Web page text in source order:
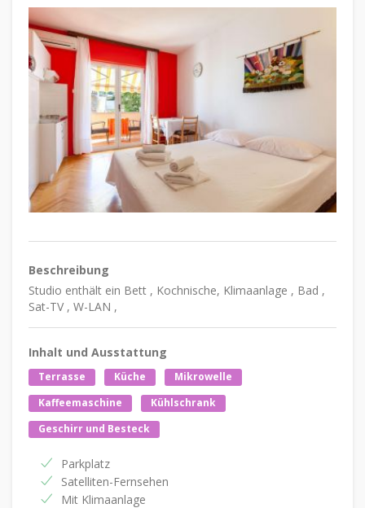
Beschreibung
Studio enthält ein Bett , Kochnische, Klimaanlage , Bad ,
Sat-TV , W-LAN ,
Inhalt und Ausstattung
Terrasse Küche
Mikrowelle
Kaffeemaschine
Kühlschrank
Geschirr und Besteck
Parkplatz
Satelliten-Fernsehen
Mit Klimaanlage